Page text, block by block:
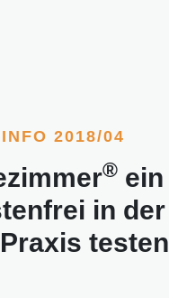
2018/04
® ein
in der
testen